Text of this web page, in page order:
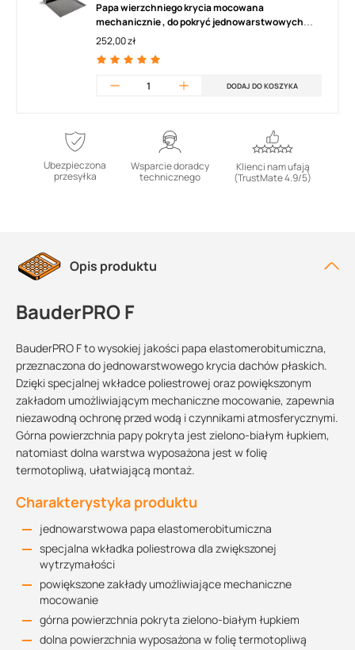
Papa wierzchniego krycia mocowana
mechanicznie , do pokryć jednowarstwowych
ICOPAL Monodach WM gr. 5,5mm (5m2)
252,00 zł
DODAJ DO KOSZYKA
Ubezpieczona
przesyłka
Wsparcie doradcy
technicznego
Klienci nam ufają
(TrustMate 4.9/5)
Opis produktu
BauderPRO F
BauderPRO F to wysokiej jakości papa elastomerobitumiczna,
przeznaczona do jednowarstwowego krycia dachów płaskich.
Dzięki specjalnej wkładce poliestrowej oraz powiększonym
zakładom umożliwiającym mechaniczne mocowanie, zapewnia
niezawodną ochronę przed wodą i czynnikami atmosferycznymi.
Górna powierzchnia papy pokryta jest zielono-białym łupkiem,
natomiast dolna warstwa wyposażona jest w folię
termotopliwą, ułatwiającą montaż.
Charakterystyka produktu
jednowarstwowa papa elastomerobitumiczna
specjalna wkładka poliestrowa dla zwiększonej
wytrzymałości
powiększone zakłady umożliwiające mechaniczne
mocowanie
górna powierzchnia pokryta zielono-białym łupkiem
dolna powierzchnia wyposażona w folię termotopliwą